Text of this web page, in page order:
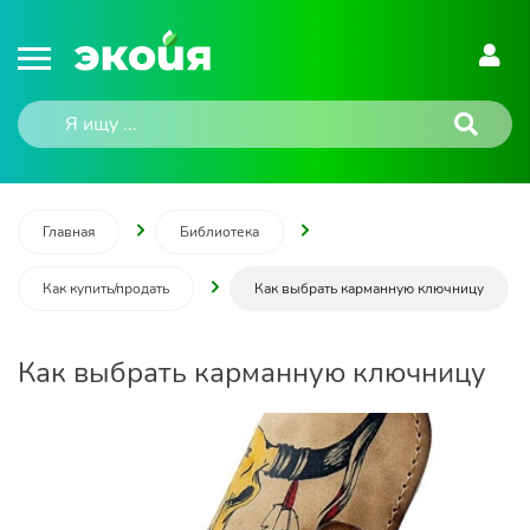
Главная Библиотека
Как купить/продать Как выбрать карманную ключницу
Как выбрать карманную ключницу